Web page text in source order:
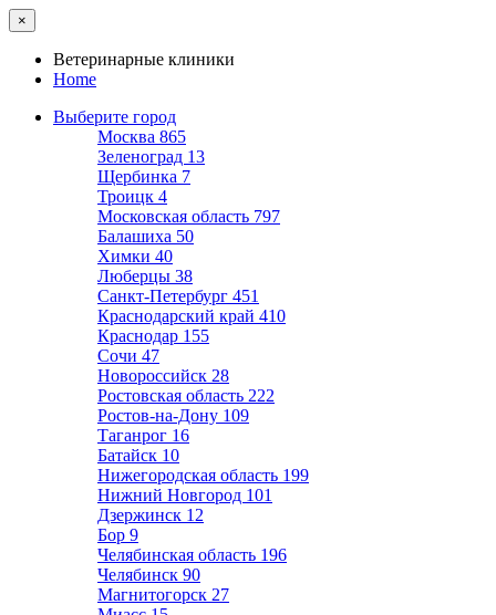
×
Ветеринарные клиники
Home
Выберите город
Москва 865
Зеленоград 13
Щербинка 7
Троицк 4
Московская область 797
Балашиха 50
Химки 40
Люберцы 38
Санкт-Петербург 451
Краснодарский край 410
Краснодар 155
Сочи 47
Новороссийск 28
Ростовская область 222
Ростов-на-Дону 109
Таганрог 16
Батайск 10
Нижегородская область 199
Нижний Новгород 101
Дзержинск 12
Бор 9
Челябинская область 196
Челябинск 90
Магнитогорск 27